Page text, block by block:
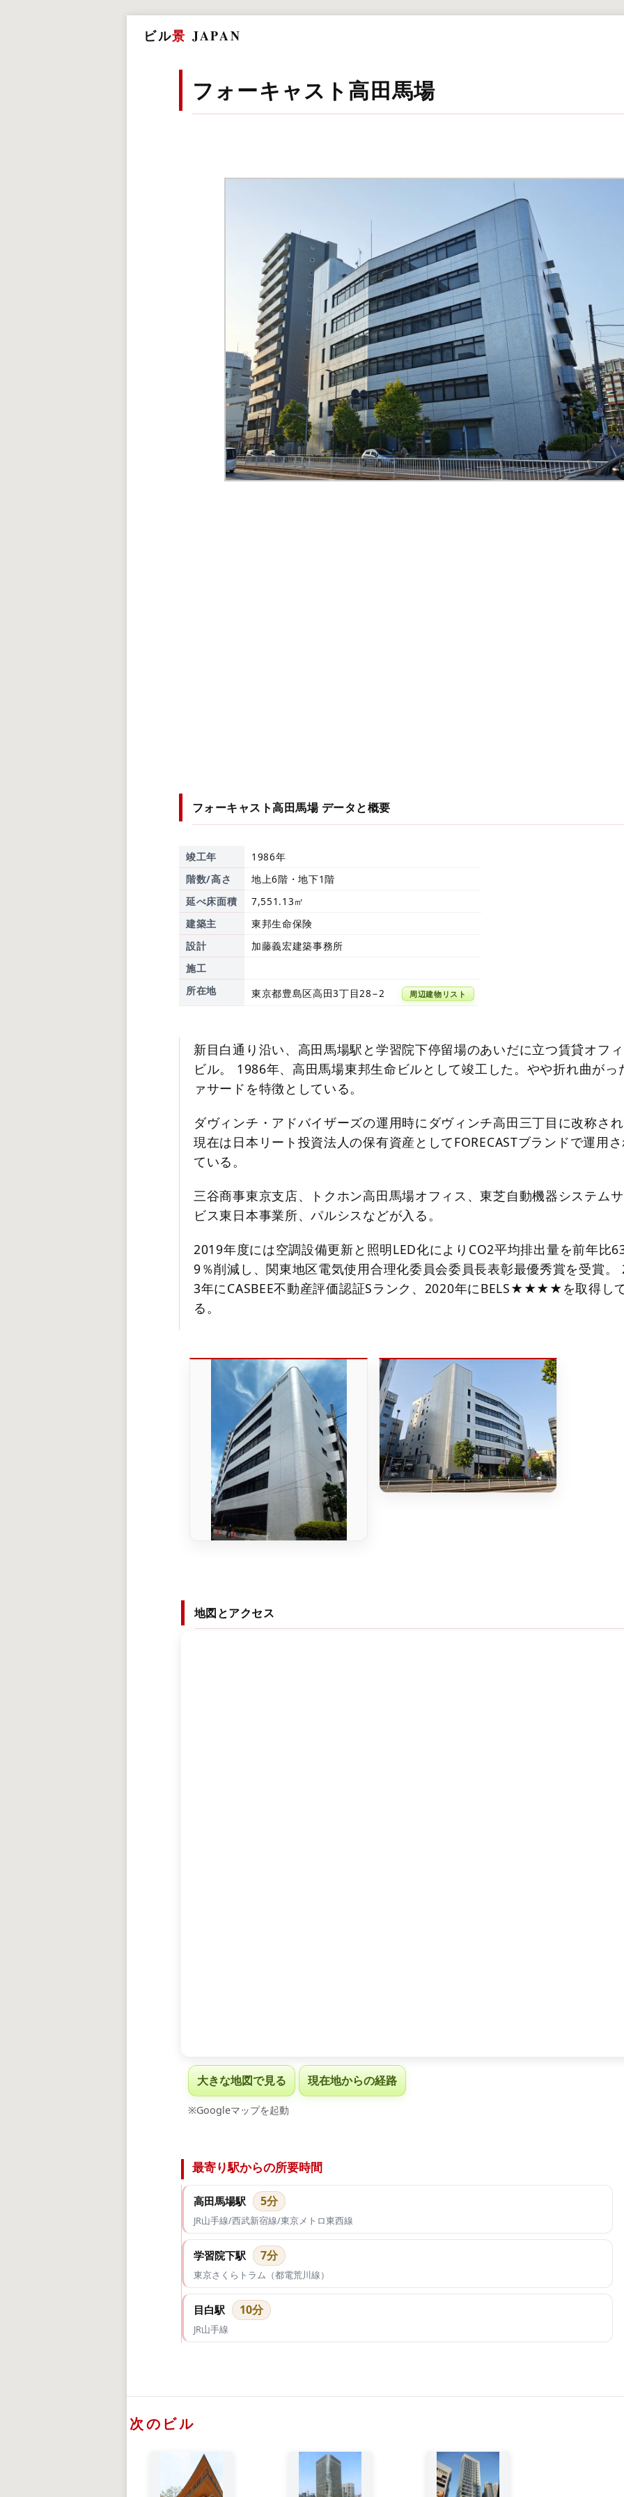
ビル景 JAPAN
フォーキャスト高田馬場
フォーキャスト高田馬場 データと概要
竣工年
1986年
階数/高さ
地上6階・地下1階
延べ床面積
7,551.13㎡
建築主
東邦生命保険
設計
加藤義宏建築事務所
施工
所在地
東京都豊島区高田3丁目28−2 周辺建物リスト
新目白通り沿い、高田馬場駅と学習院下停留場のあいだに立つ賃貸オフ
ビル。 1986年、高田馬場東邦生命ビルとして竣工した。やや折れ曲がっ
ァサードを特徴としている。
ダヴィンチ・アドバイザーズの運用時にダヴィンチ高田三丁目に改称され
現在は日本リート投資法人の保有資産としてFORECASTブランドで運用
ている。
三谷商事東京支店、トクホン高田馬場オフィス、東芝自動機器システム
ビス東日本事業所、パルシスなどが入る。
2019年度には空調設備更新と照明LED化によりCO2平均排出量を前年比
9％削減し、関東地区電気使用合理化委員会委員長表彰最優秀賞を受賞。
3年にCASBEE不動産評価認証Sランク、2020年にBELS★★★★を取得し
る。
地図とアクセス
大きな地図で見る 現在地からの経路
※Googleマップを起動
最寄り駅からの所要時間
高田馬場駅 5分
JR山手線/西武新宿線/東京メトロ東西線
学習院下駅 7分
東京さくらトラム（都電荒川線）
目白駅 10分
JR山手線
次のビル